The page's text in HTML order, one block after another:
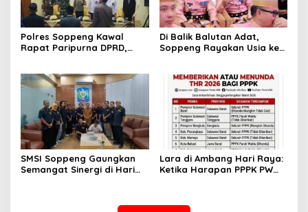
Polres Soppeng Kawal
Rapat Paripurna DPRD,
Pemerintahan Daerah
Di Balik Balutan Adat,
Soppeng Rayakan Usia ke-
SMSI Soppeng Gaungkan
Semangat Sinergi di Hari
Lara di Ambang Hari Raya:
Ketika Harapan PPPK PW